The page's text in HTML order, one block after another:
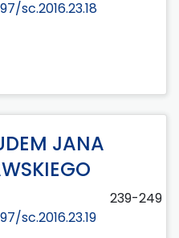
sc.2016.23.18
JANA
239-249
sc.2016.23.19